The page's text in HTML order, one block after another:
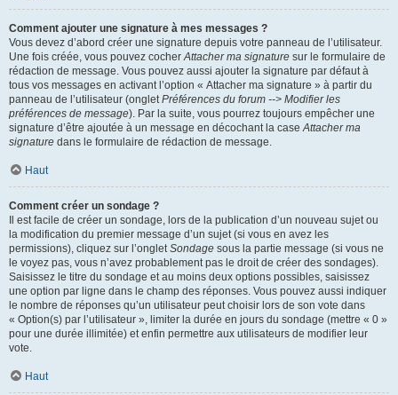
Comment ajouter une signature à mes messages ?
Vous devez d’abord créer une signature depuis votre panneau de l’utilisateur.
Une fois créée, vous pouvez cocherAttacher ma signature sur le formulaire de
rédaction de message. Vous pouvez aussi ajouter la signature par défaut à
tous vos messages en activant l’option « Attacher ma signature » à partir du
panneau de l’utilisateur (ongletPréférences du forum --> Modifier les
préférences de message). Par la suite, vous pourrez toujours empêcher une
signature d’être ajoutée à un message en décochant la caseAttacher ma
signature dans le formulaire de rédaction de message.
Haut
Comment créer un sondage ?
Il est facile de créer un sondage, lors de la publication d’un nouveau sujet ou
la modification du premier message d’un sujet (si vous en avez les
permissions), cliquez sur l’ongletSondage sous la partie message (si vous ne
le voyez pas, vous n’avez probablement pas le droit de créer des sondages).
Saisissez le titre du sondage et au moins deux options possibles, saisissez
une option par ligne dans le champ des réponses. Vous pouvez aussi indiquer
le nombre de réponses qu’un utilisateur peut choisir lors de son vote dans
« Option(s) par l’utilisateur », limiter la durée en jours du sondage (mettre « 0 »
pour une durée illimitée) et enfin permettre aux utilisateurs de modifier leur
vote.
Haut